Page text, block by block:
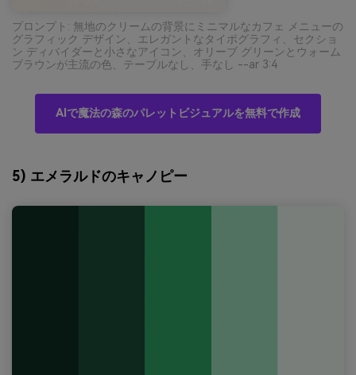
プロンプト: 無地のクリームの背景にミニマルなカフェ メニューの
グラフィック デザイン、エレガントなタイポグラフィ、セクショ
ン ディバイダーと小さなアイコン、オリーブ グリーンとウォーム
ブラウンが主流の色、テーブルなし、手なし --ar 3:4
AIで魔法の森のパレットビジュアルを無料で作成
5) エメラルドのキャノピー